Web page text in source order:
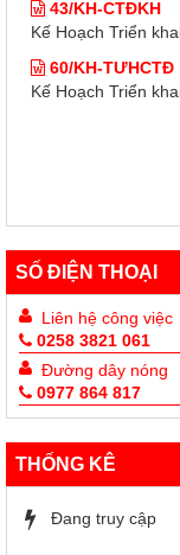
Kế Hoạch Triển
Kế Hoạch Triển
SỐ ĐIỆN THOẠI
Liên hệ công việc
0258 3821 061
Đường dây nóng
0977 864 817
THỐNG KÊ
Đang truy cập